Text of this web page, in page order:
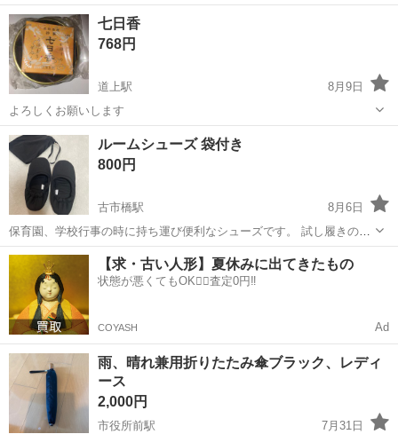
七日香
768円
道上駅
8月9日
よろしくお願いします
広島 福山市 冠婚葬祭
ルームシューズ 袋付き
800円
古市橋駅
8月6日
保育園、学校行事の時に持ち運び便利なシューズです。 試し履きのみ
Mサイズ 23センチくらいでちょうど良いかと思います
広島 広島市 古市橋駅 冠婚葬祭 ルームシューズ
【求・古い人形】夏休みに出てきたもの
状態が悪くてもOK🙆‍♀️査定0円‼️
COYASH Ad
雨、晴れ兼用折りたたみ傘ブラック、レディ
ース
2,000円
市役所前駅
7月31日